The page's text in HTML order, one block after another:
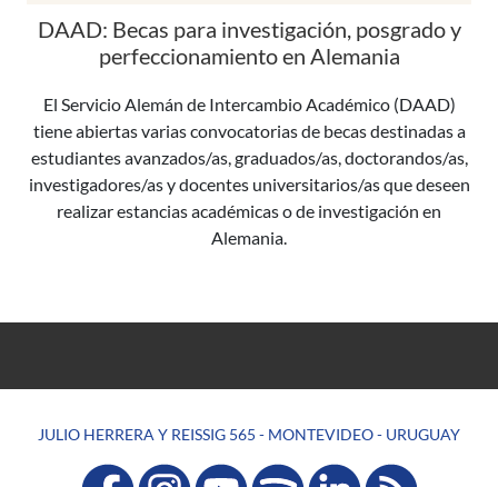
DAAD: Becas para investigación, posgrado y
perfeccionamiento en Alemania
El Servicio Alemán de Intercambio Académico (DAAD)
tiene abiertas varias convocatorias de becas destinadas a
estudiantes avanzados/as, graduados/as, doctorandos/as,
investigadores/as y docentes universitarios/as que deseen
realizar estancias académicas o de investigación en
Alemania.
JULIO HERRERA Y REISSIG 565 - MONTEVIDEO - URUGUAY